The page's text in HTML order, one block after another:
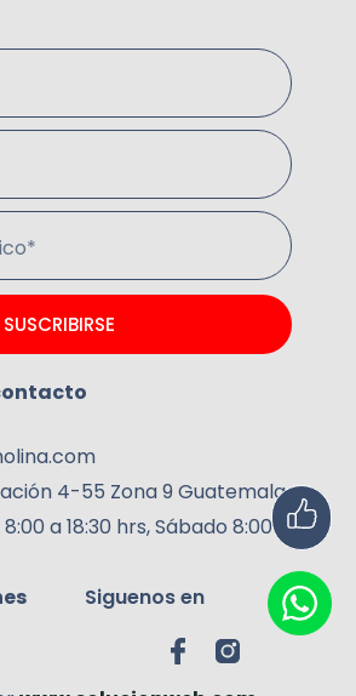
SUSCRIBIRSE
4-55 Zona 9 Guatemala.
a 18:30 hrs, Sábado 8:00 a
Siguenos en